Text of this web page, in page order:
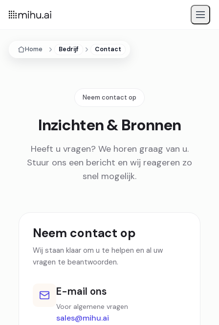
Home Bedrijf Contact
Neem contact op
Inzichten & Bronnen
Heeft u vragen? We horen graag van u.
Stuur ons een bericht en wij reageren zo
snel mogelijk.
Neem contact op
Wij staan klaar om u te helpen en al uw
vragen te beantwoorden.
E-mail ons
Voor algemene vragen
sales@mihu.ai